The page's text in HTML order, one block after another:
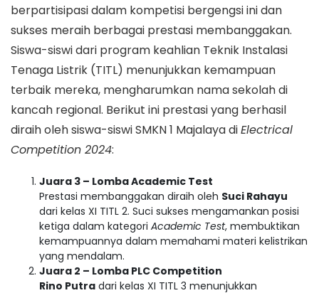
berpartisipasi dalam kompetisi bergengsi ini dan
sukses meraih berbagai prestasi membanggakan.
Siswa-siswi dari program keahlian Teknik Instalasi
Tenaga Listrik (TITL) menunjukkan kemampuan
terbaik mereka, mengharumkan nama sekolah di
kancah regional. Berikut ini prestasi yang berhasil
diraih oleh siswa-siswi SMKN 1 Majalaya diElectrical
Competition 2024:
Juara 3 – Lomba Academic Test
Prestasi membanggakan diraih oleh Suci Rahayu
dari kelas XI TITL 2. Suci sukses mengamankan posisi
ketiga dalam kategori Academic Test, membuktikan
kemampuannya dalam memahami materi kelistrikan
yang mendalam.
Juara 2 – Lomba PLC Competition
Rino Putra dari kelas XI TITL 3 menunjukkan